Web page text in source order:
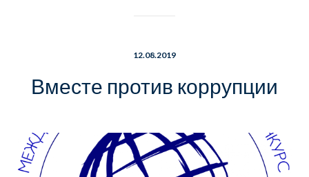
12.08.2019
Вместе против коррупции